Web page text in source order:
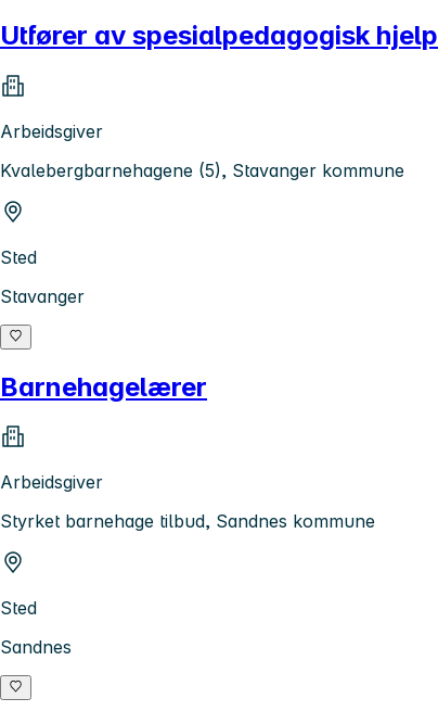
Utfører av spesialpedagogisk hjelp
Arbeidsgiver
Kvalebergbarnehagene (5), Stavanger kommune
Sted
Stavanger
Barnehagelærer
Arbeidsgiver
Styrket barnehage tilbud, Sandnes kommune
Sted
Sandnes